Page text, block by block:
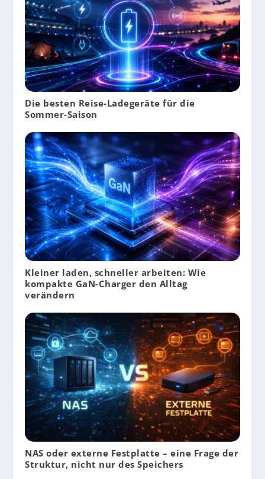
Die besten Reise-Ladegeräte für die
Sommer-Saison
Kleiner laden, schneller arbeiten: Wie
kompakte GaN-Charger den Alltag
verändern
NAS oder externe Festplatte – eine Frage der
Struktur, nicht nur des Speichers